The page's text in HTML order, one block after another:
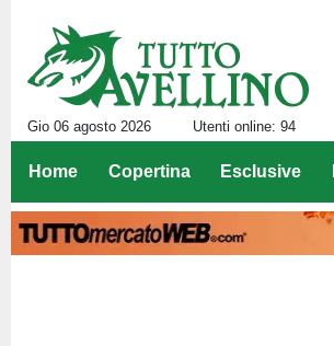
Gio 06 agosto 2026 Utenti online: 94
Home Copertina Esclusive